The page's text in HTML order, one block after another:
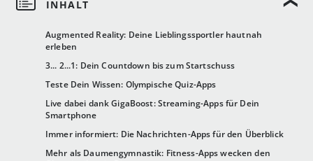
Augmented Reality: Deine Lieblingssportler hautnah
erleben
3... 2...1: Dein Countdown bis zum Startschuss
Teste Dein Wissen: Olympische Quiz-Apps
Live dabei dank GigaBoost: Streaming-Apps für Dein
Smartphone
Immer informiert: Die Nachrichten-Apps für den Überblick
Mehr als Daumengymnastik: Fitness-Apps wecken den